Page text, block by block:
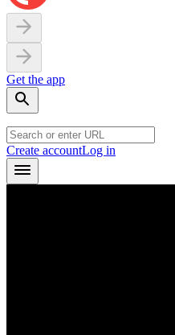
Get the app
Create accountLog in